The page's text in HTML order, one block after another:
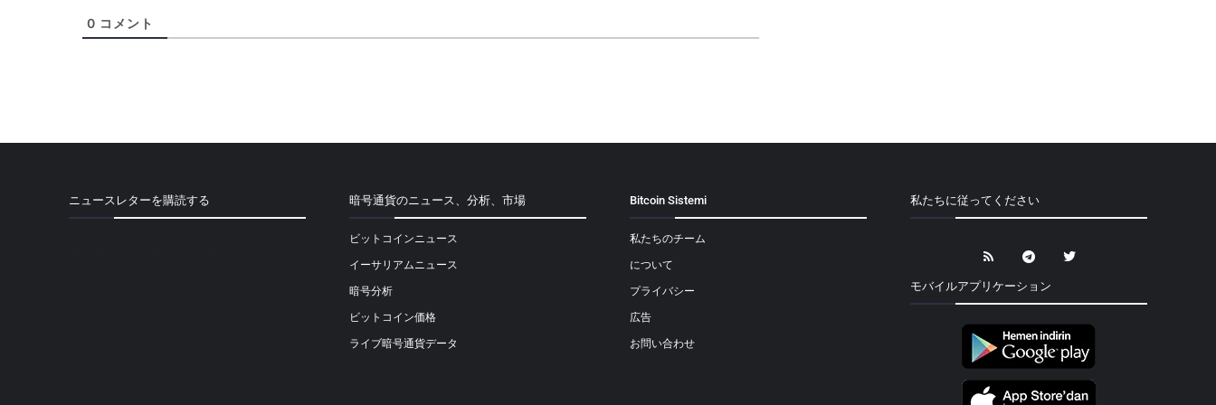
0 コメント
ニュースレターを購読する 暗号通貨のニュース、分析、市場
ビットコインニュース
イーサリアムニュース
暗号分析
ビットコイン価格
ライブ暗号通貨データ
Bitcoin Sistemi
私たちのチーム
について
プライバシー
広告
お問い合わせ
私たちに従ってください
モバイルアプリケーション